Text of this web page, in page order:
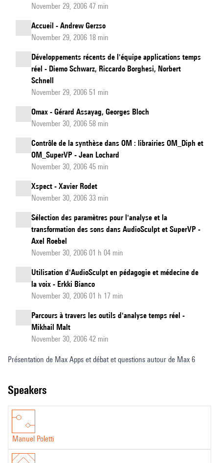
November 29, 2006 47 min
Accueil - Andrew Gerzso
November 29, 2006 18 min
Développements récents de l'équipe applications temps
réel - Diemo Schwarz, Riccardo Borghesi, Norbert
Schnell
November 29, 2006 51 min
Omax - Gérard Assayag, Georges Bloch
November 30, 2006 58 min
Contrôle de la synthèse dans OM : librairies OM_Diph et
OM_SuperVP - Jean Lochard
November 30, 2006 45 min
Xspect - Xavier Rodet
November 30, 2006 33 min
Sélection des paramètres pour l'analyse et la
transformation des sons dans AudioSculpt et SuperVP -
Axel Roebel
November 30, 2006 01 h 04 min
Utilisation d'AudioSculpt en pédagogie et médecine de
la voix - Erkki Bianco
November 30, 2006 01 h 17 min
Parcours à travers les outils d'analyse temps réel -
Mikhail Malt
November 30, 2006 42 min
Présentation de Max Apps et débat et questions autour de Max 6
speakers
Manuel Poletti